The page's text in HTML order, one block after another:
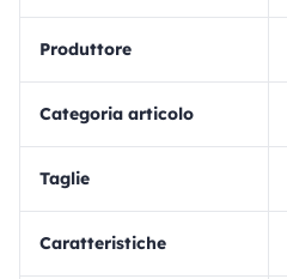
Produttore
Categoria articolo
Taglie
Caratteristiche